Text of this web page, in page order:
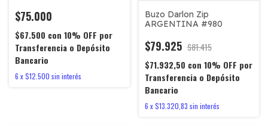
$75.000
$67.500 con 10% OFF por
Transferencia o Depósito
Bancario
6 x$12.500 sin interés
Buzo Darlon Zip
ARGENTINA #980
$79.925 $81.415
$71.932,50 con 10% OFF por
Transferencia o Depósito
Bancario
6 x$13.320,83 sin interés